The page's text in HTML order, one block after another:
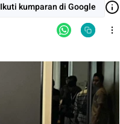
Ikuti kumparan di Google